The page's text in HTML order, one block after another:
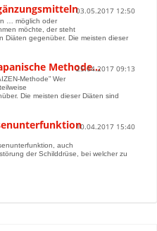
03.05.2017 12:50
… möglich oder
möchte, der steht
Diäten gegenüber. Die meisten dieser
Methode…25.04.2017 09:13
Methode” Wer
Die meisten dieser Diäten sind
10.04.2017 15:40
auch
der Schilddrüse, bei welcher zu